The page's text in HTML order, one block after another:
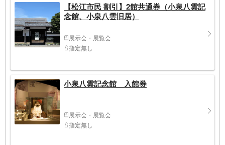
【松江市民 割引】2館共通券（小泉八雲記
念館、小泉八雲旧居）
展示会・展覧会
指定無し
小泉八雲記念館 入館券
展示会・展覧会
指定無し